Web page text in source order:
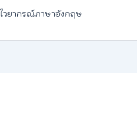
ไวยากรณ์ภาษาอังกฤษ